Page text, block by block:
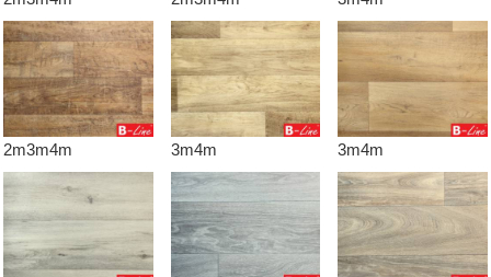
2m3m4m 3m4m 3m4m